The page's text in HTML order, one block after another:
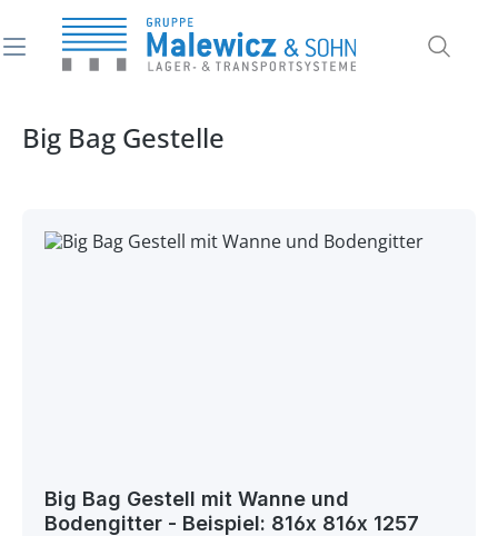
springen
Big Bag Gestelle
Big Bag Gestell mit Wanne und
Bodengitter - Beispiel: 816x 816x 1257